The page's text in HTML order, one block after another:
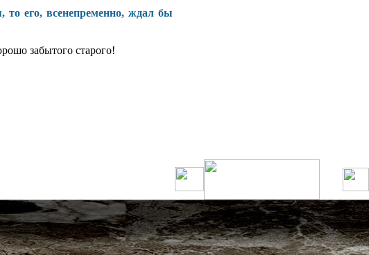
то его, всенепременно, ждал бы
забытого старого!